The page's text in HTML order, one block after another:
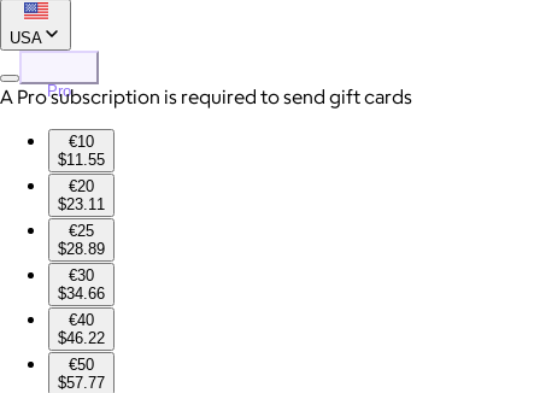
USA
Pro
A Pro subscription is required to send gift cards
€10
$11.55
€20
$23.11
€25
$28.89
€30
$34.66
€40
$46.22
€50
$57.77